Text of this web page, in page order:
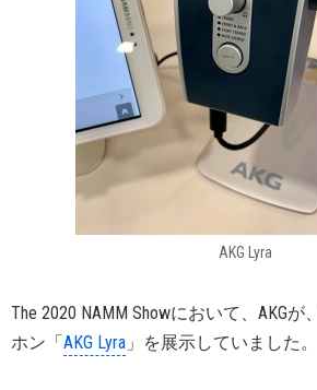
AKG Lyra
The 2020 NAMM Showにおいて、AKGが
ホン「AKG Lyra 」を展示していました。